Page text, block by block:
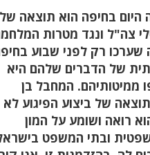
היום בחיפה הוא תוצאה של
צה"ל ונגד מטרות
רק לפני שבוע
של הדברים שלהם היא
ממיטותיהם. המחבל בן
של ביצוע הפיגוע לא
רואה ושומע על המון
ובתי המשפט